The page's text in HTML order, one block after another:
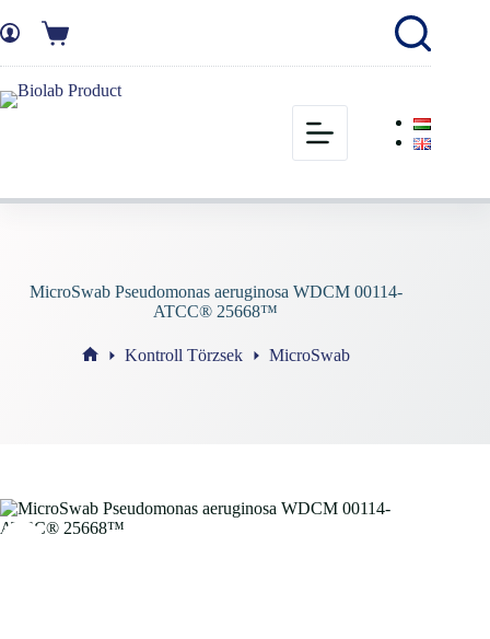
MicroSwab Pseudomonas aeruginosa WDCM 00114-
ATCC® 25668™
Kontroll Törzsek MicroSwab